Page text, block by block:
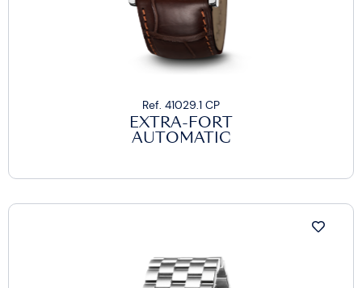
Ref. 41029.1 CP
EXTRA-FORT
AUTOMATIC